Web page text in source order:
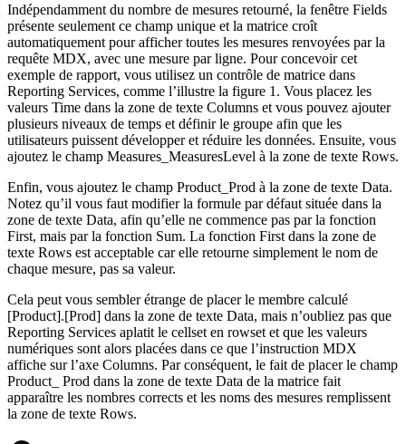
Indépendamment du nombre de mesures retourné, la fenêtre Fields
présente seulement ce champ unique et la matrice croît
automatiquement pour afficher toutes les mesures renvoyées par la
requête MDX, avec une mesure par ligne. Pour concevoir cet
exemple de rapport, vous utilisez un contrôle de matrice dans
Reporting Services, comme l’illustre la figure 1. Vous placez les
valeurs Time dans la zone de texte Columns et vous pouvez ajouter
plusieurs niveaux de temps et définir le groupe afin que les
utilisateurs puissent développer et réduire les données. Ensuite, vous
ajoutez le champ Measures_MeasuresLevel à la zone de texte Rows.
Enfin, vous ajoutez le champ Product_Prod à la zone de texte Data.
Notez qu’il vous faut modifier la formule par défaut située dans la
zone de texte Data, afin qu’elle ne commence pas par la fonction
First, mais par la fonction Sum. La fonction First dans la zone de
texte Rows est acceptable car elle retourne simplement le nom de
chaque mesure, pas sa valeur.
Cela peut vous sembler étrange de placer le membre calculé
[Product].[Prod] dans la zone de texte Data, mais n’oubliez pas que
Reporting Services aplatit le cellset en rowset et que les valeurs
numériques sont alors placées dans ce que l’instruction MDX
affiche sur l’axe Columns. Par conséquent, le fait de placer le champ
Product_ Prod dans la zone de texte Data de la matrice fait
apparaître les nombres corrects et les noms des mesures remplissent
la zone de texte Rows.